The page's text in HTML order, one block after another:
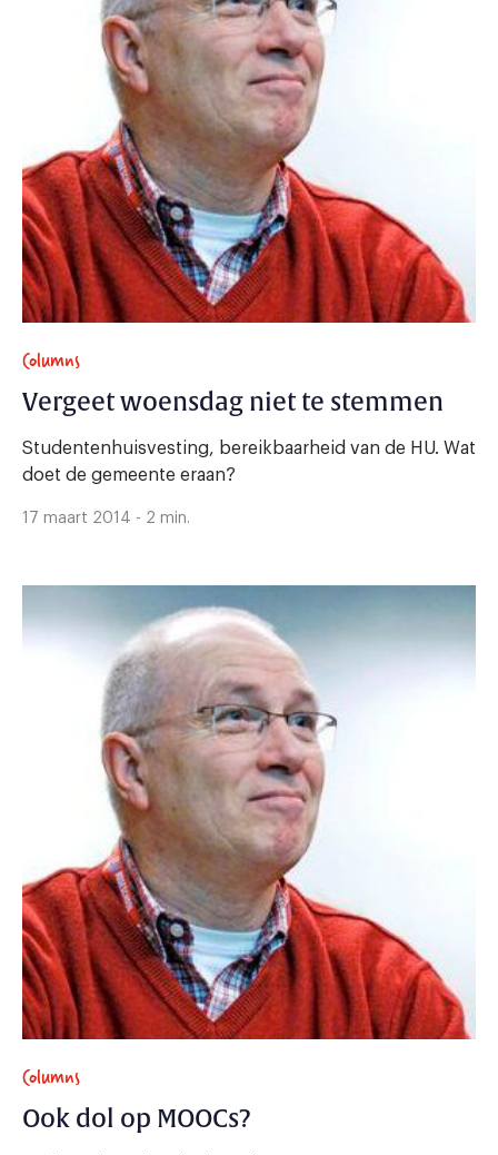
Columns
Vergeet woensdag niet te stemmen
Studentenhuisvesting, bereikbaarheid van de HU. Wat
doet de gemeente eraan?
17 maart 2014 - 2 min.
Columns
Ook dol op MOOCs?